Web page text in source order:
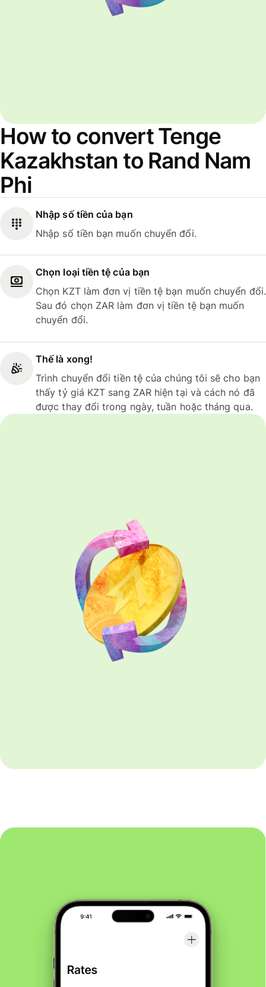
How to convert Tenge
Kazakhstan to Rand Nam
Phi
Nhập số tiền của bạn
Nhập số tiền bạn muốn chuyển đổi.
Chọn loại tiền tệ của bạn
Chọn KZT làm đơn vị tiền tệ bạn muốn chuyển đổi.
Sau đó chọn ZAR làm đơn vị tiền tệ bạn muốn
chuyển đổi.
Thế là xong!
Trình chuyển đổi tiền tệ của chúng tôi sẽ cho bạn
thấy tỷ giá KZT sang ZAR hiện tại và cách nó đã
được thay đổi trong ngày, tuần hoặc tháng qua.